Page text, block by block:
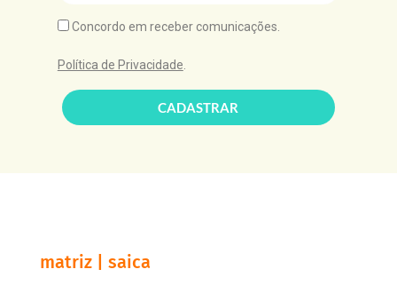
Concordo em receber comunicações.
Política de Privacidade
CADASTRAR
matriz | saica